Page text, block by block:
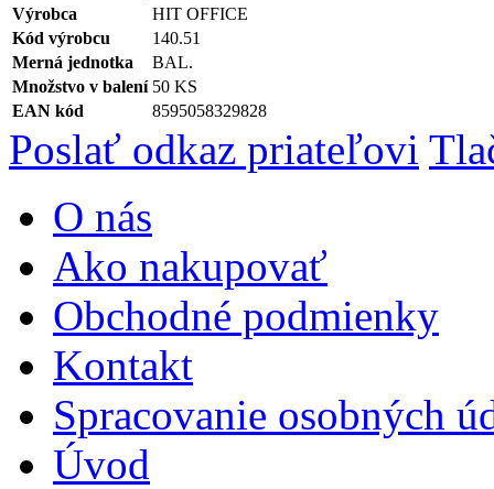
Výrobca
HIT OFFICE
Kód výrobcu
140.51
Merná jednotka
BAL.
Množstvo v balení 50 KS
EAN kód
8595058329828
Poslať odkaz priateľovi
O nás
Ako nakupovať
Obchodné podmienky
Kontakt
Spracovanie osobných
Úvod